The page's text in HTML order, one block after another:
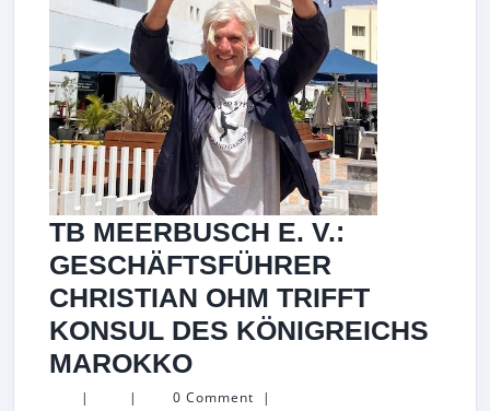
TENNIS
+
FRIENDS
GRUPPE
IM
LANDTAG
IN
NORDRHEIN
–
WESTFALEN
TB MEERBUSCH E. V.:
GESCHÄFTSFÜHRER
CHRISTIAN OHM TRIFFT
KONSUL DES KÖNIGREICHS
MAROKKOTB
MEERBUSCH
| | 0 Comment |